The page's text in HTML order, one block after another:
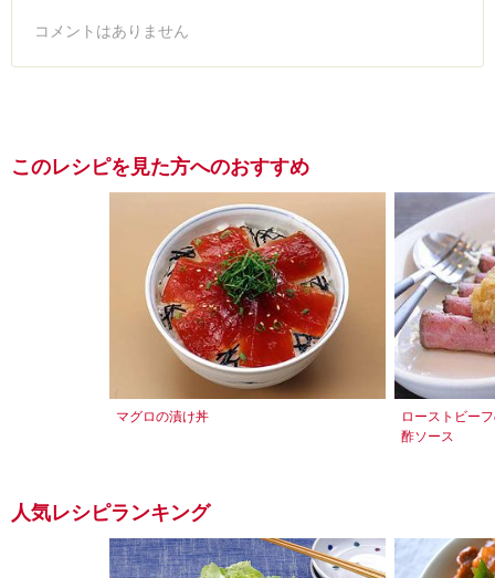
コメントはありません
このレシピを見た方へのおすすめ
マグロの漬け丼
ローストビー
酢ソース
人気レシピランキング